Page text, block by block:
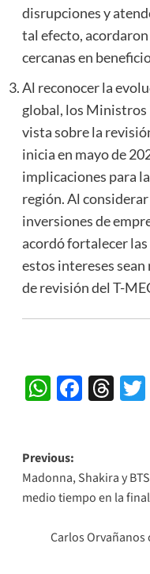
disrupciones y
tal efecto,
cercanas en
Al reconocer la
global, los
vista sobre la
inicia en mayo de
implicaciones para
región. Al
inversiones de
acordó fortalecer
estos intereses
de revisión del T-
Post
navigation
Previous:
Madonna, Shakira y
medio tiempo en la
Carlos